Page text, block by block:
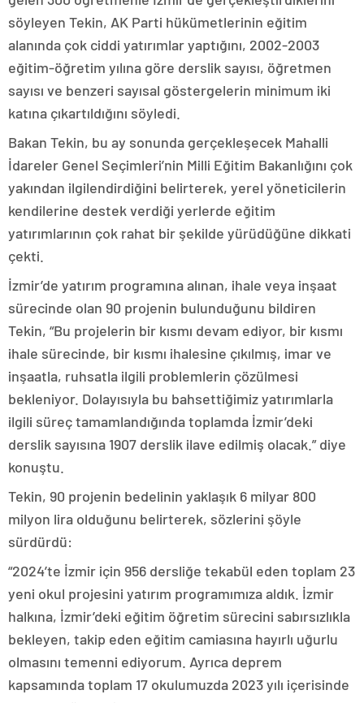
söyleyen Tekin, AK Parti hükümetlerinin eğitim
alanında çok ciddi yatırımlar yaptığını, 2002-2003
eğitim-öğretim yılına göre derslik sayısı, öğretmen
sayısı ve benzeri sayısal göstergelerin minimum iki
katına çıkartıldığını söyledi.
Bakan Tekin, bu ay sonunda gerçekleşecek Mahalli
İdareler Genel Seçimleri’nin Milli Eğitim Bakanlığını çok
yakından ilgilendirdiğini belirterek, yerel yöneticilerin
kendilerine destek verdiği yerlerde eğitim
yatırımlarının çok rahat bir şekilde yürüdüğüne dikkati
çekti.
İzmir’de yatırım programına alınan, ihale veya inşaat
sürecinde olan 90 projenin bulunduğunu bildiren
Tekin, “Bu projelerin bir kısmı devam ediyor, bir kısmı
ihale sürecinde, bir kısmı ihalesine çıkılmış, imar ve
inşaatla, ruhsatla ilgili problemlerin çözülmesi
bekleniyor. Dolayısıyla bu bahsettiğimiz yatırımlarla
ilgili süreç tamamlandığında toplamda İzmir’deki
derslik sayısına 1907 derslik ilave edilmiş olacak.” diye
konuştu.
Tekin, 90 projenin bedelinin yaklaşık 6 milyar 800
milyon lira olduğunu belirterek, sözlerini şöyle
sürdürdü:
“2024’te İzmir için 956 dersliğe tekabül eden toplam 23
yeni okul projesini yatırım programımıza aldık. İzmir
halkına, İzmir’deki eğitim öğretim sürecini sabırsızlıkla
bekleyen, takip eden eğitim camiasına hayırlı uğurlu
olmasını temenni ediyorum. Ayrıca deprem
kapsamında toplam 17 okulumuzda 2023 yılı içerisinde